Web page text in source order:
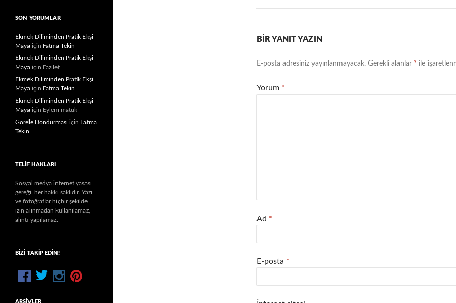
BIR YANIT YAZIN
E-posta adresiniz yayınlanmayacak. Gerekli alanlar * ile
Yorum *
Ad *
E-posta *
SON YORUMLAR
Ekmek Diliminden Pratik Ekşi
Maya için Fatma Tekin
Ekmek Diliminden Pratik Ekşi
Maya için Fazilet
Ekmek Diliminden Pratik Ekşi
Maya için Fatma Tekin
Ekmek Diliminden Pratik Ekşi
Maya için Eylem matuk
Görele Dondurması için Fatma
Tekin
TELIF HAKLARI
Sosyal medya internet yasası
gereği, her hakkı saklıdır. Yazı
ve fotoğraflar hiçbir şekilde
izin alınmadan kullanılamaz,
alıntı yapılamaz.
BIZI TAKIP EDIN!
ARŞIVLER